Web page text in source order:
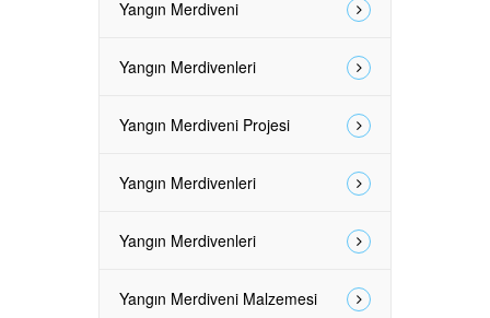
Yangın Merdiveni
Yangın Merdivenleri
Yangın Merdiveni Projesi
Yangın Merdivenleri
Yangın Merdivenleri
Yangın Merdiveni Malzemesi